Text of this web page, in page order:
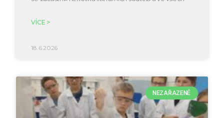
VÍCE >
18.6.2026
NEZAŘAZENÉ